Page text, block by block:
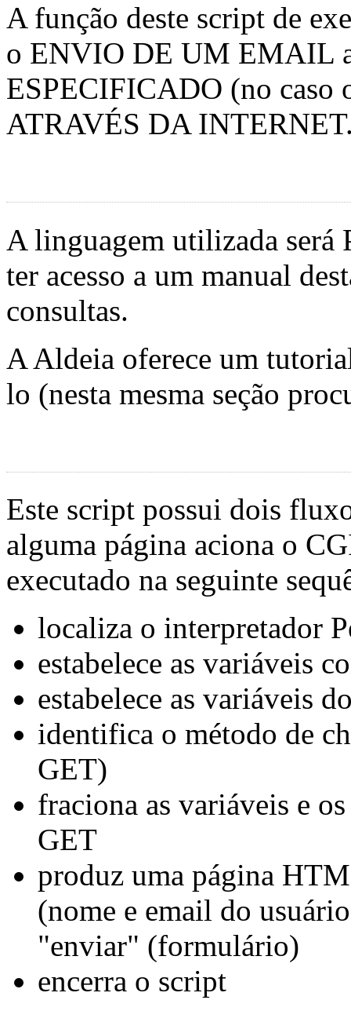
A função deste script de
o ENVIO DE UM EMAIL
ESPECIFICADO (no caso
ATRAVÉS DA
A linguagem utilizada será
ter acesso a um manual
consultas.
A Aldeia oferece um
lo (nesta mesma seção
Este script possui dois
alguma página aciona o
executado na seguinte
localiza o interpretador
estabelece as variáveis
estabelece as variáveis
identifica o método de
GET)
fraciona as variáveis e
GET
produz uma página
(nome e email do
"enviar" (formulário)
encerra o script